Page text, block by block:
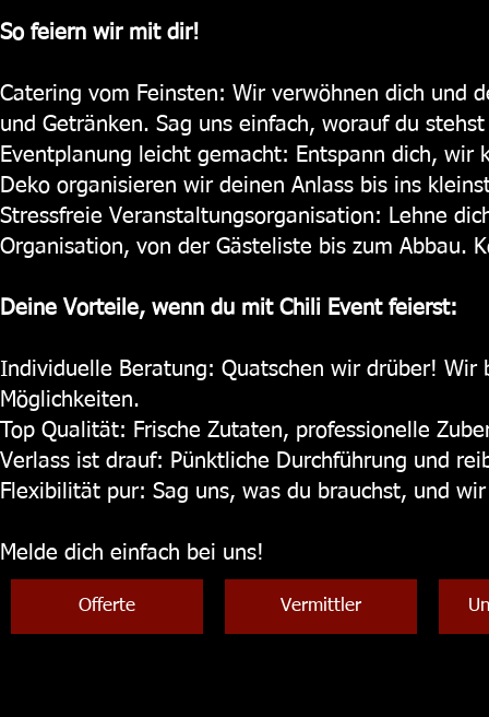
So feiern wir mit dir!
Catering vom Feinsten: Wir verwöhnen dich und
und Getränken. Sag uns einfach, worauf du
Eventplanung leicht gemacht: Entspann dich, wir
Deko organisieren wir deinen Anlass bis ins
Stressfreie Veranstaltungsorganisation: Lehne
Organisation, von der Gästeliste bis zum Abbau.
Deine Vorteile, wenn du mit Chili Event feierst:
Individuelle Beratung: Quatschen wir drüber! Wir
Möglichkeiten.
Top Qualität: Frische Zutaten, professionelle
Verlass ist drauf: Pünktliche Durchführung und
Flexibilität pur: Sag uns, was du brauchst, und
Melde dich einfach bei uns!
Offerte Vermittler